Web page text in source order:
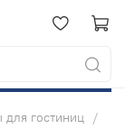
гостиниц